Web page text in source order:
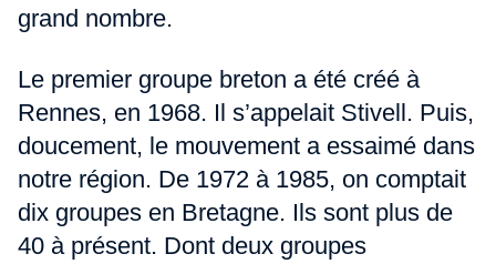
grand nombre.
Le premier groupe breton a été créé à
Rennes, en 1968. Il s’appelait Stivell. Puis,
doucement, le mouvement a essaimé dans
notre région. De 1972 à 1985, on comptait
dix groupes en Bretagne. Ils sont plus de
40 à présent. Dont deux groupes